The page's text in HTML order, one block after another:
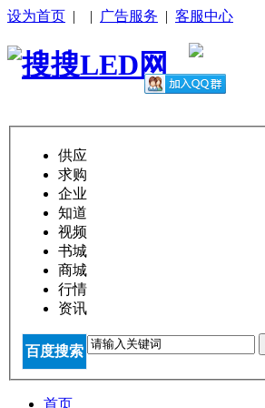
设为首页 | | 广告服务 | 客服中心
供应
求购
企业
知道
视频
书城
商城
行情
资讯
百度搜索
首页